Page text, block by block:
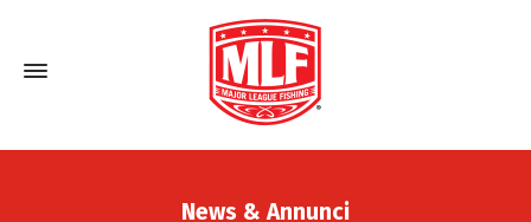
News & Annunci